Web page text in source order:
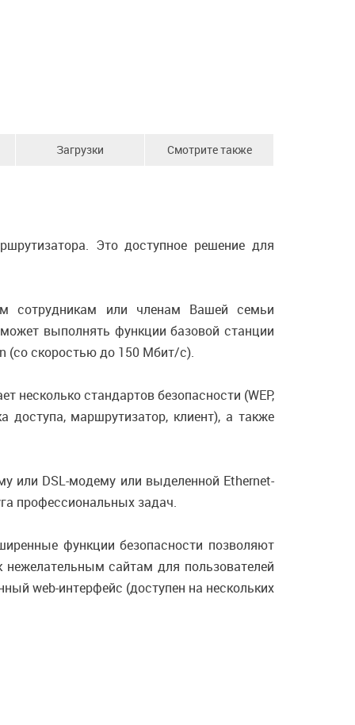
Загрузки Смотрите также
Это доступное решение для
сотрудникам или членам Вашей семьи
выполнять функции базовой станции
(со скоростью до 150 Мбит/с).
несколько стандартов безопасности (WEP,
доступа, маршрутизатор, клиент), а также
или DSL-модему или выделенной Ethernet-
профессиональных задач.
функции безопасности позволяют
сайтам для пользователей
web-интерфейс (доступен на нескольких